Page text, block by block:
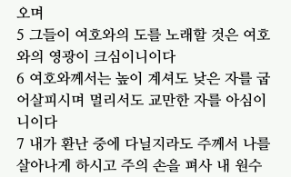
오며
5 그들이 여호와의 도를 노래할 것은 여호
와의 영광이 크심이니이다
6 여호와께서는 높이 계셔도 낮은 자를 굽
어살피시며 멀리서도 교만한 자를 아심이
니이다
7 내가 환난 중에 다닐지라도 주께서 나를
살아나게 하시고 주의 손을 펴사 내 원수